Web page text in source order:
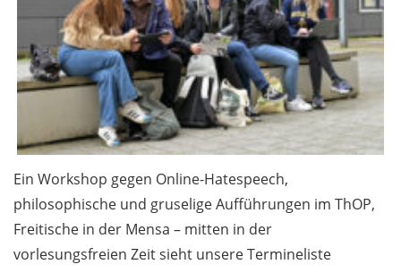
Ein Workshop gegen Online-Hatespeech,
philosophische und gruselige Aufführungen im ThOP,
Freitische in der Mensa – mitten in der
vorlesungsfreien Zeit sieht unsere Termineliste